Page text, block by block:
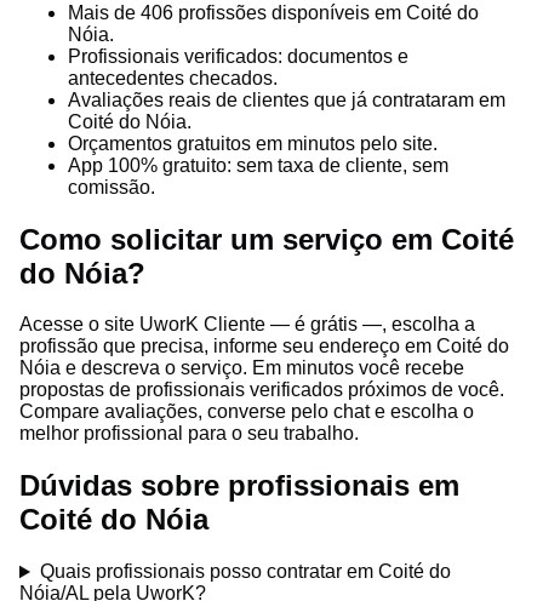
Mais de 406 profissões disponíveis em Coité do
Nóia.
Profissionais verificados: documentos e
antecedentes checados.
Avaliações reais de clientes que já contrataram em
Coité do Nóia.
Orçamentos gratuitos em minutos pelo site.
App 100% gratuito: sem taxa de cliente, sem
comissão.
Como solicitar um serviço em Coité
do Nóia?
Acesse o site UworK Cliente — é grátis —, escolha a
profissão que precisa, informe seu endereço em Coité do
Nóia e descreva o serviço. Em minutos você recebe
propostas de profissionais verificados próximos de você.
Compare avaliações, converse pelo chat e escolha o
melhor profissional para o seu trabalho.
Dúvidas sobre profissionais em
Coité do Nóia
Quais profissionais posso contratar em Coité do
Nóia/AL pela UworK?